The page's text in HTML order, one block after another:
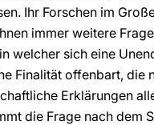
Ihr Forschen im
immer weitere
welcher sich eine
Finalität offenbart, die
Erklärungen
die Frage nach dem